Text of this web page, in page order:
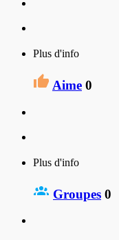
Plus d'info
Aime 0
Plus d'info
Groupes 0